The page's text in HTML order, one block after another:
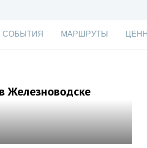
СОБЫТИЯ МАРШРУТЫ
Железноводске